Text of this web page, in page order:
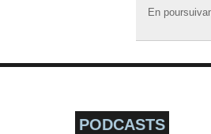
En
En
ACCUEIL
PODCASTS